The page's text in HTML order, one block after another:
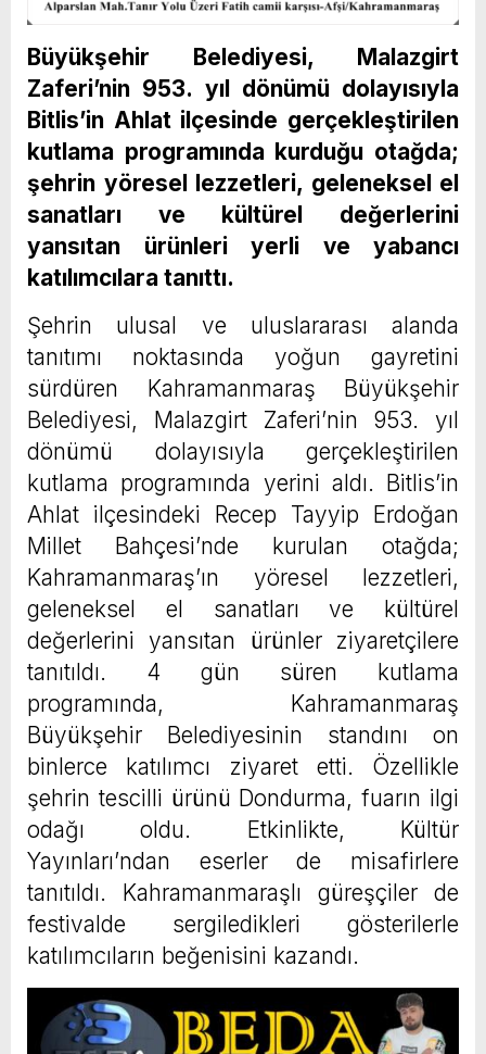
Büyükşehir Belediyesi, Malazgirt
Zaferi’nin 953. yıl dönümü dolayısıyla
Bitlis’in Ahlat ilçesinde gerçekleştirilen
kutlama programında kurduğu otağda;
şehrin yöresel lezzetleri, geleneksel el
sanatları ve kültürel değerlerini
yansıtan ürünleri yerli ve yabancı
katılımcılara tanıttı.
Şehrin ulusal ve uluslararası alanda
tanıtımı noktasında yoğun gayretini
sürdüren Kahramanmaraş Büyükşehir
Belediyesi, Malazgirt Zaferi’nin 953. yıl
dönümü dolayısıyla gerçekleştirilen
kutlama programında yerini aldı. Bitlis’in
Ahlat ilçesindeki Recep Tayyip Erdoğan
Millet Bahçesi’nde kurulan otağda;
Kahramanmaraş’ın yöresel lezzetleri,
geleneksel el sanatları ve kültürel
değerlerini yansıtan ürünler ziyaretçilere
tanıtıldı. 4 gün süren kutlama
programında, Kahramanmaraş
Büyükşehir Belediyesinin standını on
binlerce katılımcı ziyaret etti. Özellikle
şehrin tescilli ürünü Dondurma, fuarın ilgi
odağı oldu. Etkinlikte, Kültür
Yayınları’ndan eserler de misafirlere
tanıtıldı. Kahramanmaraşlı güreşçiler de
festivalde sergiledikleri gösterilerle
katılımcıların beğenisini kazandı.